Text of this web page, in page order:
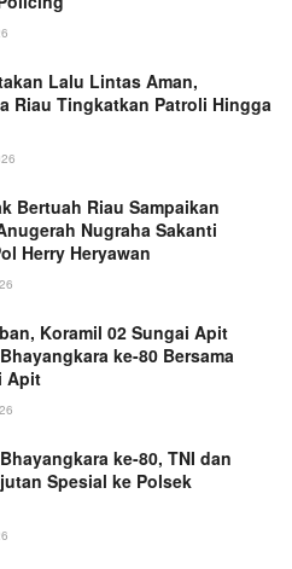
Lalu Lintas Aman,
Riau Tingkatkan Patroli Hingga
Bertuah Riau Sampaikan
Nugraha Sakanti
Herry Heryawan
Koramil 02 Sungai Apit
ke-80 Bersama
Apit
ke-80, TNI dan
Spesial ke Polsek